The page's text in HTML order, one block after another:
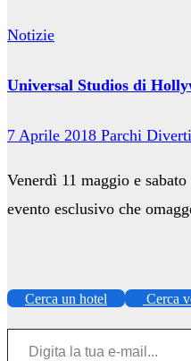
Notizie
Universal Studios di
7 Aprile 2018 Parchi
Venerdì 11 maggio e
evento esclusivo che
Cerca un hotel Cerca
Digita